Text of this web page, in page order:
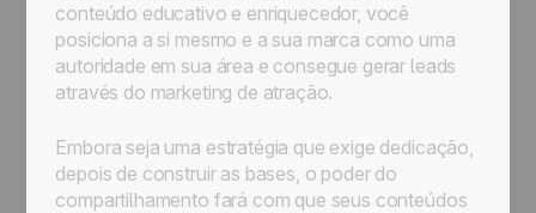
conteúdo educativo e enriquecedor, você
posiciona a si mesmo e a sua marca como uma
autoridade em sua área e consegue gerar leads
através do marketing de atração.
Embora seja uma estratégia que exige dedicação,
depois de construir as bases, o poder do
compartilhamento fará com que seus conteúdos